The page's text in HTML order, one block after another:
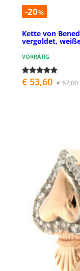
-20%
Kette von
vergoldet,
VORRÄTIG
€ 53,60 € 67,00